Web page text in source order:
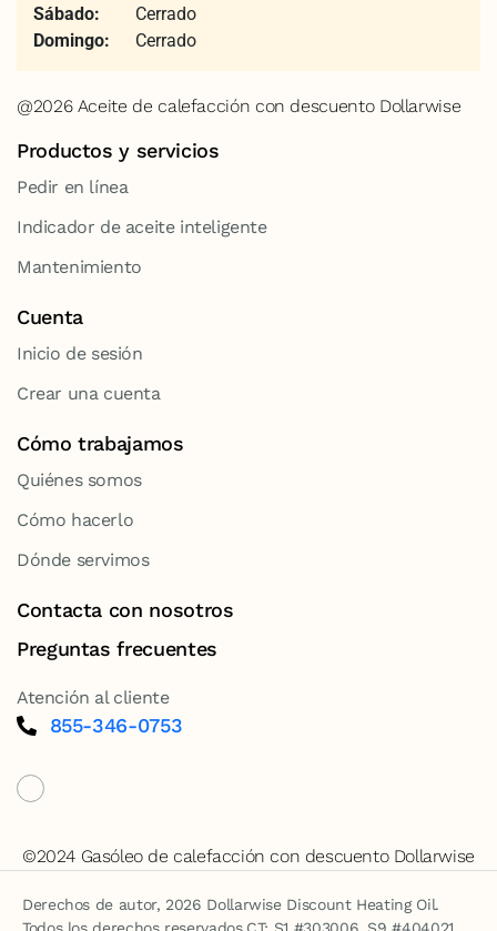
Sábado:
Cerrado
Domingo:
Cerrado
@2026 Aceite de calefacción con descuento Dollarwise
Productos y servicios
Pedir en línea
Indicador de aceite inteligente
Mantenimiento
Cuenta
Inicio de sesión
Crear una cuenta
Cómo trabajamos
Quiénes somos
Cómo hacerlo
Dónde servimos
Contacta con nosotros
Preguntas frecuentes
Atención al cliente
855-346-0753
©2024 Gasóleo de calefacción con descuento Dollarwise
Derechos de autor, 2026 Dollarwise Discount Heating Oil.